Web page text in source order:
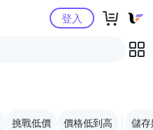
Yahoo購物中心登入
挑戰低價 價格低到高 儲